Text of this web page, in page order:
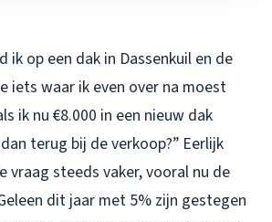
ik op een dak in Dassenkuil en de
iets waar ik even over na moest
ik nu €8.000 in een nieuw dak
terug bij de verkoop?” Eerlijk
vraag steeds vaker, vooral nu de
dit jaar met 5% zijn gestegen